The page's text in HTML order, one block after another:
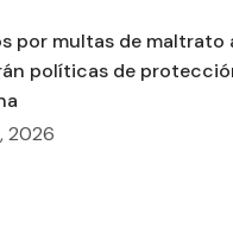
por multas de maltrato
políticas de
2026